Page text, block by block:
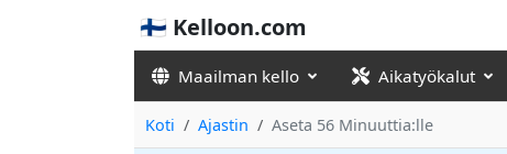
🇫🇮 Kelloon.com
Maailman kello Aikatyökalut
Koti Ajastin Aseta 56 Minuuttia:lle